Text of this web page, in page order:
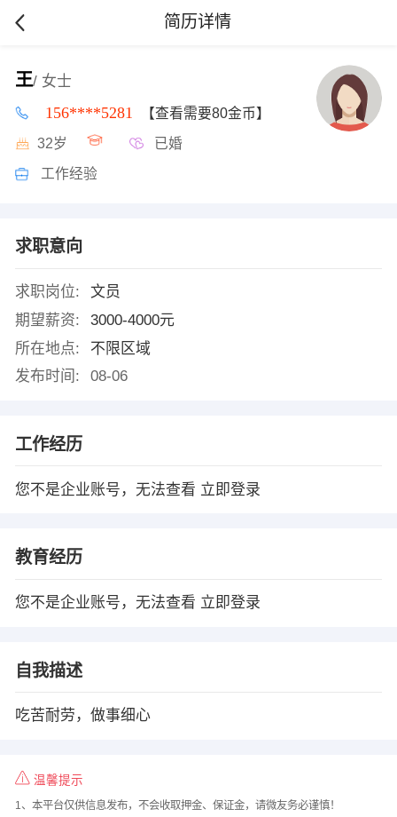
简历详情
王/ 女士
156****5281 【查看需要80金币】
32岁 已婚
工作经验
求职意向
求职岗位:
文员
期望薪资:
3000-4000元
所在地点:
不限区域
发布时间:
08-06
工作经历
您不是企业账号，无法查看 立即登录
教育经历
您不是企业账号，无法查看 立即登录
自我描述
吃苦耐劳，做事细心
温馨提示
1、本平台仅供信息发布，不会收取押金、保证金，请微友务必谨慎！